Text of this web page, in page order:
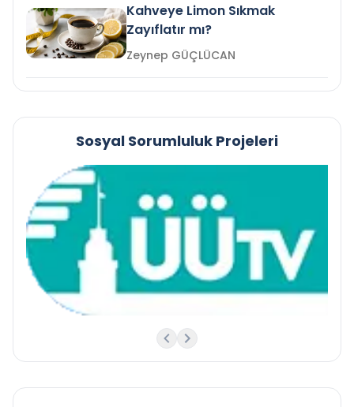
Kahveye Limon Sıkmak
Zayıflatır mı?
Zeynep GÜÇLÜCAN
Sosyal Sorumluluk Projeleri